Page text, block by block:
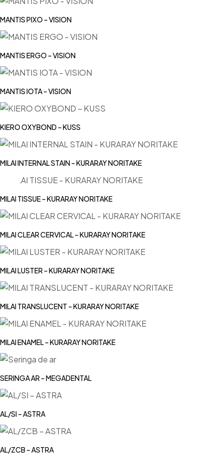
MANTIS PIXO – VISION
MANTIS ERGO – VISION
MANTIS IOTA – VISION
KIERO OXYBOND – KUSS
MILAI INTERNAL STAIN – KURARAY NORITAKE
MILAI TISSUE – KURARAY NORITAKE
MILAI CLEAR CERVICAL – KURARAY NORITAKE
MILAI LUSTER – KURARAY NORITAKE
MILAI TRANSLUCENT – KURARAY NORITAKE
MILAI ENAMEL – KURARAY NORITAKE
SERINGA AR – MEGADENTAL
AL/SI – ASTRA
AL/ZCB – ASTRA